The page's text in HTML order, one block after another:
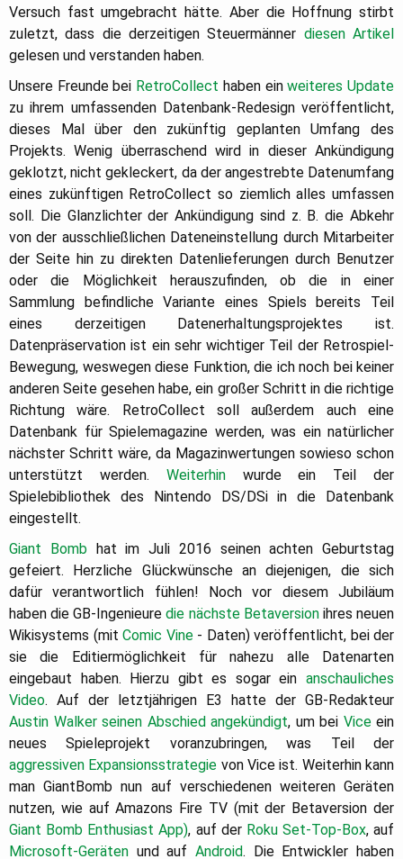
Versuch fast umgebracht hätte. Aber die Hoffnung stirbt
zuletzt, dass die derzeitigen Steuermänner diesen Artikel
gelesen und verstanden haben.
Unsere Freunde bei RetroCollect haben einweiteres Update
zu ihrem umfassenden Datenbank-Redesign veröffentlicht,
dieses Mal über den zukünftig geplanten Umfang des
Projekts. Wenig überraschend wird in dieser Ankündigung
geklotzt, nicht gekleckert, da der angestrebte Datenumfang
eines zukünftigen RetroCollect so ziemlich alles umfassen
soll. Die Glanzlichter der Ankündigung sind z. B. die Abkehr
von der ausschließlichen Dateneinstellung durch Mitarbeiter
der Seite hin zu direkten Datenlieferungen durch Benutzer
oder die Möglichkeit herauszufinden, ob die in einer
Sammlung befindliche Variante eines Spiels bereits Teil
eines derzeitigen Datenerhaltungsprojektes ist.
Datenpräservation ist ein sehr wichtiger Teil der Retrospiel-
Bewegung, weswegen diese Funktion, die ich noch bei keiner
anderen Seite gesehen habe, ein großer Schritt in die richtige
Richtung wäre. RetroCollect soll außerdem auch eine
Datenbank für Spielemagazine werden, was ein natürlicher
nächster Schritt wäre, da Magazinwertungen sowieso schon
unterstützt werden. Weiterhinwurde ein Teil der
Spielebibliothek des Nintendo DS/DSi in die Datenbank
eingestellt.
Giant Bombhat im Juli 2016 seinen achten Geburtstag
gefeiert. Herzliche Glückwünsche an diejenigen, die sich
dafür verantwortlich fühlen! Noch vor diesem Jubiläum
haben die GB-Ingenieuredie nächste Betaversionihres neuen
Wikisystems (mit Comic Vine- Daten) veröffentlicht, bei der
sie die Editiermöglichkeit für nahezu alle Datenarten
eingebaut haben. Hierzu gibt es sogar ein anschauliches
Video. Auf der letztjährigen E3 hatte der GB-Redakteur
Austin Walker seinen Abschied angekündigt, um bei Viceein
neues Spieleprojekt voranzubringen, was Teil der
aggressiven Expansionsstrategie von Vice ist. Weiterhin kann
man GiantBomb nun auf verschiedenen weiteren Geräten
nutzen, wie auf Amazons Fire TV (mit der Betaversion der
Giant Bomb Enthusiast App), auf der Roku Set-Top-Box, auf
Microsoft-Geräten und auf Android. Die Entwickler haben